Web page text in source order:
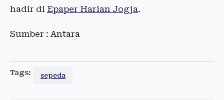
hadir di Epaper Harian Jogja.
Sumber : Antara
Tags: sepeda